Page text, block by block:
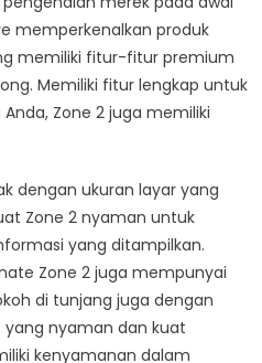
300
ribuan,
HiFuture
Perkenalkan
Future
memperkenalkan produk
memiliki fitur-fitur premium
Memiliki fitur lengkap untuk
Zone 2 juga memiliki
dengan ukuran layar yang
Zone 2 nyaman untuk
yang ditampilkan.
Zone 2 juga mempunyai
di tunjang juga dengan
nyaman dan kuat
kenyamanan dalam